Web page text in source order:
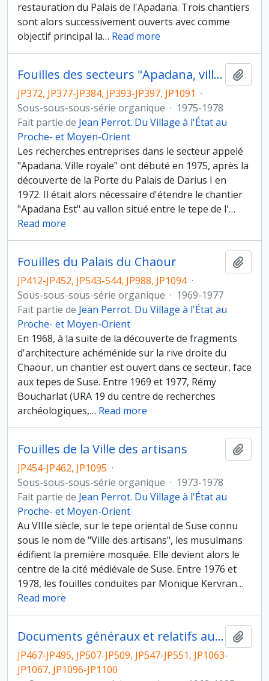
restauration du Palais de l'Apadana. Trois chantiers
sont alors successivement ouverts avec comme
objectif principal la… Read more
Fouilles des secteurs "Apadana, ville royale" et "Ville royale, Apadana" de Suse
JP372, JP377-JP384, JP393-JP397, JP1091 ·
Sous-sous-sous-série organique · 1975-1978
Fait partie de Jean Perrot. Du Village à l'État au
Proche- et Moyen-Orient
Les recherches entreprises dans le secteur appelé
"Apadana. Ville royale" ont débuté en 1975, après la
découverte de la Porte du Palais de Darius I en
1972. Il était alors nécessaire d'étendre le chantier
"Apadana Est" au vallon situé entre le tepe de l'…
Read more
Fouilles du Palais du Chaour
JP412-JP452, JP543-544, JP988, JP1094 ·
Sous-sous-sous-série organique · 1969-1977
Fait partie de Jean Perrot. Du Village à l'État au
Proche- et Moyen-Orient
En 1968, à la suite de la découverte de fragments
d'architecture achéménide sur la rive droite du
Chaour, un chantier est ouvert dans ce secteur, face
aux tepes de Suse. Entre 1969 et 1977, Rémy
Boucharlat (URA 19 du centre de recherches
archéologiques,… Read more
Fouilles de la Ville des artisans
JP454-JP462, JP1095 ·
Sous-sous-sous-série organique · 1973-1978
Fait partie de Jean Perrot. Du Village à l'État au
Proche- et Moyen-Orient
Au VIIIe siècle, sur le tepe oriental de Suse connu
sous le nom de "Ville des artisans", les musulmans
édifient la première mosquée. Elle devient alors le
centre de la cité médiévale de Suse. Entre 1976 et
1978, les fouilles conduites par Monique Kervran…
Read more
Documents généraux et relatifs aux différents chantiers
JP467-JP495, JP507-JP509, JP547-JP551, JP1063-
JP1067, JP1096-JP1100